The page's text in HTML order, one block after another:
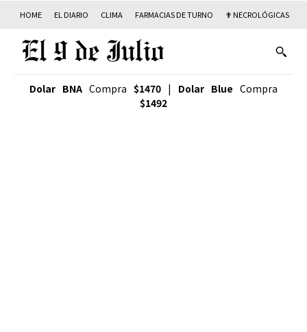
HOME EL DIARIO CLIMA FARMACIAS DE TURNO ✟ NECROLÓGICAS
Dolar BNA Compra $1470 | Dolar Blue Compra
$1492